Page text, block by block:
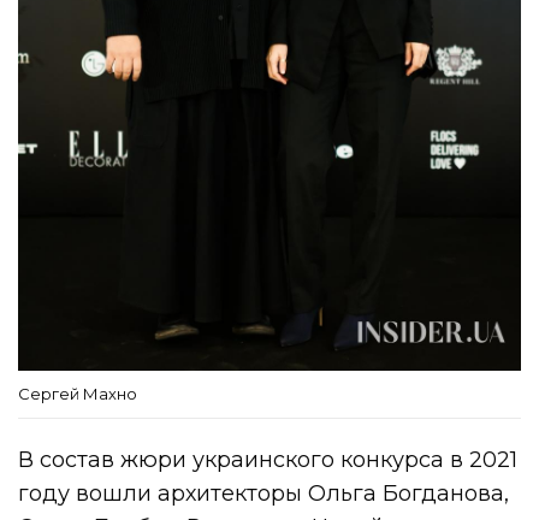
Сергей Махно
В состав жюри украинского конкурса в 2021
году вошли архитекторы Ольга Богданова,